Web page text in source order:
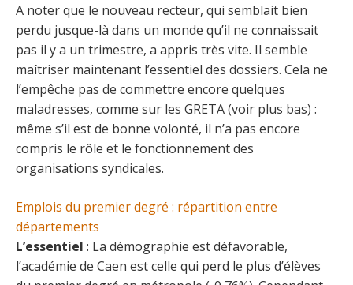
A noter que le nouveau recteur, qui semblait bien
perdu jusque-là dans un monde qu’il ne connaissait
pas il y a un trimestre, a appris très vite. Il semble
maîtriser maintenant l’essentiel des dossiers. Cela ne
l’empêche pas de commettre encore quelques
maladresses, comme sur les GRETA (voir plus bas) :
même s’il est de bonne volonté, il n’a pas encore
compris le rôle et le fonctionnement des
organisations syndicales.
Emplois du premier degré : répartition entre
départements
L’essentiel : La démographie est défavorable,
l’académie de Caen est celle qui perd le plus d’élèves